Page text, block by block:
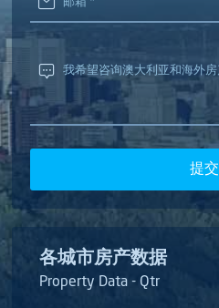
提交
各城市房产数据
Property Data - Qtr